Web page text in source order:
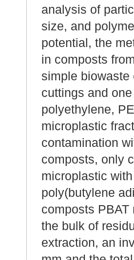
analysis of
size, and
potential, the
in composts
simple biowaste
cuttings and
polyethylene,
microplastic
contamination
composts, only
microplastic
poly(butylene
composts
the bulk of
extraction, an